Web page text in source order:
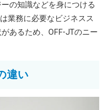
の知識などを身につける
業務に必要なビジネスス
あるため、OFF-JTのニー
違い